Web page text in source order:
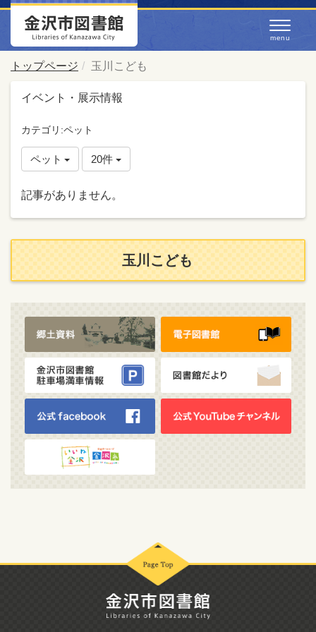
トップページ 玉川こども
イベント・展示情報
カテゴリ:ペット
ペット 20件
記事がありません。
玉川こども